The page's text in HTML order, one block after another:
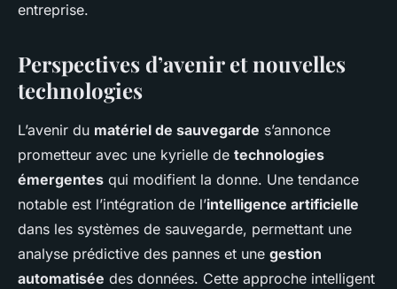
entreprise.
Perspectives d’avenir et nouvelles
technologies
L’avenir du matériel de sauvegarde s’annonce
prometteur avec une kyrielle de technologies
émergentes qui modifient la donne. Une tendance
notable est l’intégration de l’intelligence artificielle
dans les systèmes de sauvegarde, permettant une
analyse prédictive des pannes et une gestion
automatisée des données. Cette approche intelligent